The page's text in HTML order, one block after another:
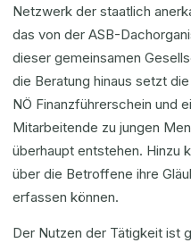
Netzwerk der staatlich
das von der ASB-
dieser gemeinsamen
die Beratung hinaus setzt
NÖ Finanzführerschein und
Mitarbeitende zu jungen
überhaupt entstehen. Hinzu
über die Betroffene ihre
erfassen können.
Der Nutzen der Tätigkeit ist